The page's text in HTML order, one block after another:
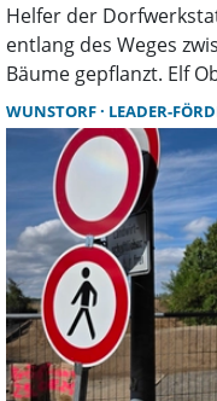
Helfer der
entlang des Weges
Bäume gepflanzt. Elf
nun die Feldmark. Die
Ortsrat sorgte für
WUNSTORF LEADER-